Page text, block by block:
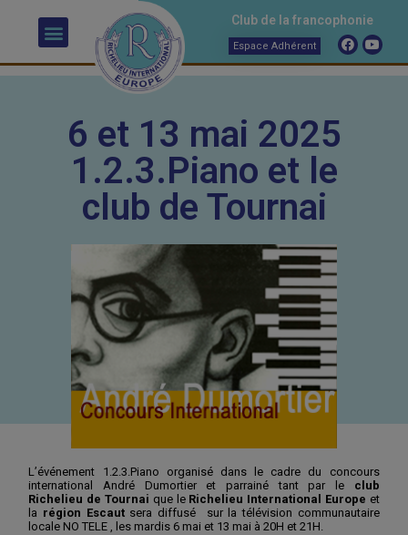
Club de la francophonie
Espace Adhérent
6 et 13 mai 2025
1.2.3.Piano et le
club de Tournai
L’événement 1.2.3.Piano organisé dans le cadre du concours
international André Dumortier et parrainé tant par le club
Richelieu de Tournai que le Richelieu International Europe et
la région Escautsera diffusé sur la télévision communautaire
locale NO TELE , les mardis 6 mai et 13 mai à 20H et 21H.